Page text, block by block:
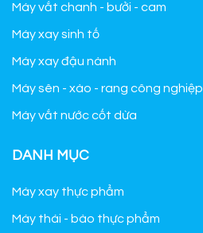
Máy vắt chanh - bưởi - cam
Máy xay sinh tố
Máy xay đậu nành
Máy sên - xào - rang công nghiệp
Máy vắt nước cốt dừa
DANH MỤC
Máy xay thực phẩm
Máy thái - bào thực phẩm